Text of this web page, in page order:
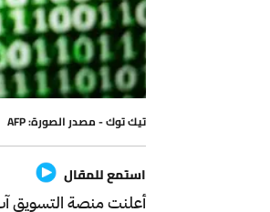
تيك توك - مصدر الصورة: AFP
استمع للمقال